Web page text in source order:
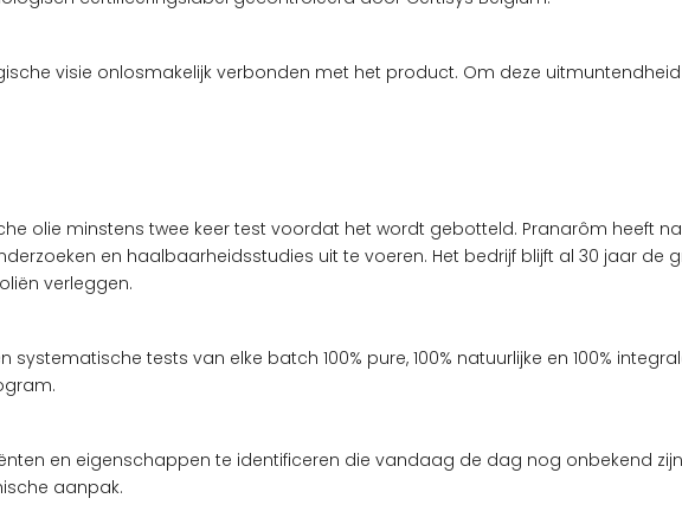
visie onlosmakelijk verbonden met het product. Om deze
olie minstens twee keer test voordat het wordt gebotteld. Pranarôm heeft
en haalbaarheidsstudies uit te voeren. Het bedrijf blijft al 30 jaar de
verleggen.
tests van elke batch 100% pure, 100% natuurlijke en 100%
en eigenschappen te identificeren die vandaag de dag nog onbekend
aanpak.